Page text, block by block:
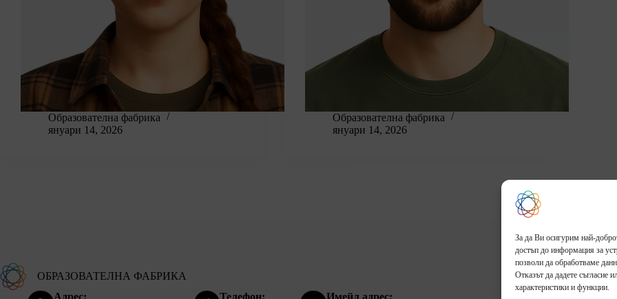
За да Ви осигурим най-
достъп до информация за
позволи да обработваме
Отказът да дадете съгласие
характеристики и функции.
Образователна фабрика
януари 14, 2026
Образователна фабрика
януари 14, 2026
ОБРАЗОВАТЕЛНА ФАБРИКА Начало За нас